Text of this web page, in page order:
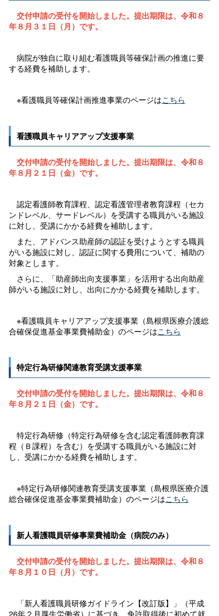
交付申請の受付を開始しました。提出期限は、令和８
年８月３１日（月）です。
病院が独自に取り組む看護職員等確保計画の推進に要
する経費を補助します。
※看護職員等確保計画推進事業のページはこちら
看護職員キャリアアップ支援事業
交付申請の受付を開始しました。提出期限は、令和８
年８月２１日（金）です。
認定看護師教育課程、認定看護管理者教育課程（セカ
ンドレベル、サードレベル）を受講する職員がいる施設
に対し、受講にかかる経費を補助します。
また、アドバンス助産師の認証を受けようとする職員
がいる施設に対し、認証に関する費用について、補助の
対象とします。
さらに、「助産師出向支援事業」を活用する出向助産
師がいる施設に対し、出向にかかる経費を補助します。
※看護職員キャリアアップ支援事業（島根県医療介護総
合確保促進基金事業費補助金）のページはこちら
特定行為研修関連教育受講支援事業
交付申請の受付を開始しました。提出期限は、令和８
年８月２１日（金）です。
特定行為研修（特定行為研修を含む認定看護師教育課
程（Ｂ課程）を含む）を受講する職員がいる施設に対
し、受講にかかる経費を補助します。
※特定行為研修関連教育受講支援事業（島根県医療介護
総合確保促進基金事業費補助金）のページはこちら
新人看護職員研修事業費補助金 （病院のみ）
交付申請の受付を開始しました。提出期限は、令和８
年８月１０日（月）です。
「新人看護職員研修ガイドライン【改訂版】」（平成